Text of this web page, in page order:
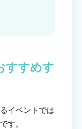
すすめす
イベントでは
す。